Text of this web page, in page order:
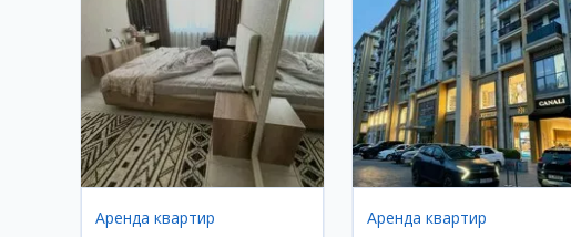
Аренда квартир Аренда квартир